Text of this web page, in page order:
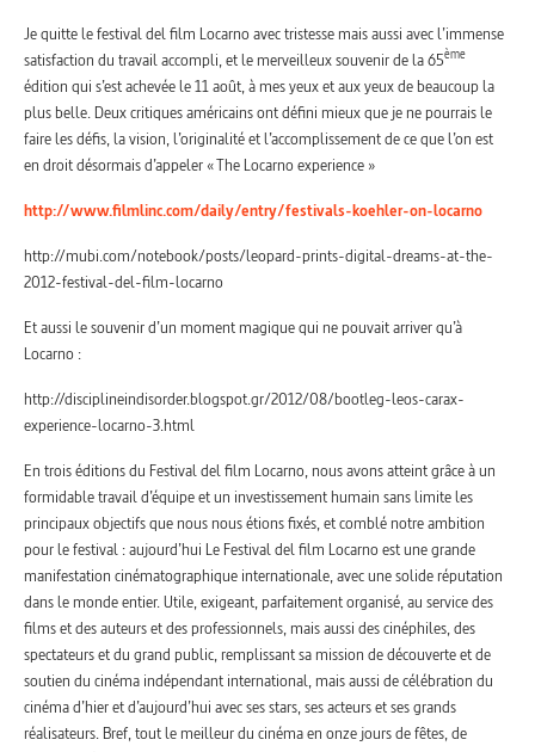
Je quitte le festival del film Locarno avec tristesse mais aussi avec l’immense
satisfaction du travail accompli, et le merveilleux souvenir de la 65ème
édition qui s’est achevée le 11 août, à mes yeux et aux yeux de beaucoup la
plus belle. Deux critiques américains ont défini mieux que je ne pourrais le
faire les défis, la vision, l’originalité et l’accomplissement de ce que l’on est
en droit désormais d’appeler « The Locarno experience »
http://www.filmlinc.com/daily/entry/festivals-koehler-on-locarno
http://mubi.com/notebook/posts/leopard-prints-digital-dreams-at-the-
2012-festival-del-film-locarno
Et aussi le souvenir d’un moment magique qui ne pouvait arriver qu’à
Locarno :
http://disciplineindisorder.blogspot.gr/2012/08/bootleg-leos-carax-
experience-locarno-3.html
En trois éditions du Festival del film Locarno, nous avons atteint grâce à un
formidable travail d’équipe et un investissement humain sans limite les
principaux objectifs que nous nous étions fixés, et comblé notre ambition
pour le festival : aujourd’hui Le Festival del film Locarno est une grande
manifestation cinématographique internationale, avec une solide réputation
dans le monde entier. Utile, exigeant, parfaitement organisé, au service des
films et des auteurs et des professionnels, mais aussi des cinéphiles, des
spectateurs et du grand public, remplissant sa mission de découverte et de
soutien du cinéma indépendant international, mais aussi de célébration du
cinéma d’hier et d’aujourd’hui avec ses stars, ses acteurs et ses grands
réalisateurs. Bref, tout le meilleur du cinéma en onze jours de fêtes, de